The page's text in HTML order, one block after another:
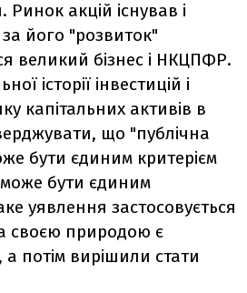
Ринок акцій існував і
його "розвиток"
великий бізнес і НКЦПФР.
історії інвестицій і
капітальних активів в
що "публічна
бути єдиним критерієм
може бути єдиним
уявлення застосовується
своєю природою є
потім вирішили стати